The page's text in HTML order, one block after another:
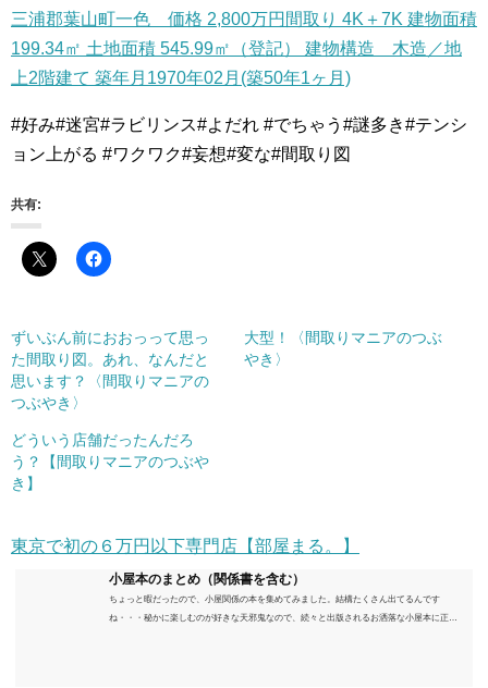
三浦郡葉山町一色 価格 2,800万円間取り 4K＋7K 建物面積
199.34㎡ 土地面積 545.99㎡（登記） 建物構造 木造／地
上2階建て 築年月1970年02月(築50年1ヶ月)
#好み#迷宮#ラビリンス#よだれ #でちゃう#謎多き#テンシ
ョン上がる #ワクワク#妄想#変な#間取り図
共有:
ずいぶん前におおっって思っ
た間取り図。あれ、なんだと
思います？〈間取りマニアの
つぶやき〉
大型！〈間取りマニアのつぶ
やき〉
どういう店舗だったんだろ
う？【間取りマニアのつぶや
き】
東京で初の６万円以下専門店【部屋まる。】
小屋本のまとめ（関係書を含む）
ちょっと暇だったので、小屋関係の本を集めてみました。結構たくさん出てるんです
ね・・・秘かに楽しむのが好きな天邪鬼なので、続々と出版されるお洒落な小屋本に正直